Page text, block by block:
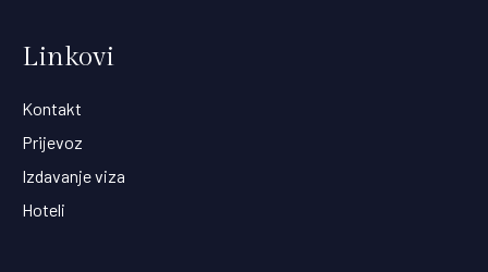
Linkovi
Kontakt
Prijevoz
Izdavanje viza
Hoteli